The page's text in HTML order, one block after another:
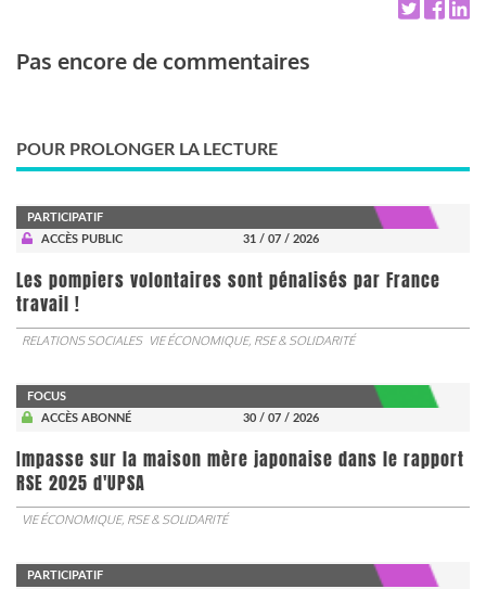
Pas encore de commentaires
POUR PROLONGER LA LECTURE
PARTICIPATIF
ACCÈS PUBLIC
31 / 07 / 2026
Les pompiers volontaires sont pénalisés par France
travail !
RELATIONS SOCIALES VIE ÉCONOMIQUE, RSE & SOLIDARITÉ
FOCUS
ACCÈS ABONNÉ
30 / 07 / 2026
Impasse sur la maison mère japonaise dans le rapport
RSE 2025 d'UPSA
VIE ÉCONOMIQUE, RSE & SOLIDARITÉ
PARTICIPATIF